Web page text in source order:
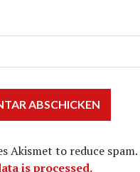
Akismet to reduce spam.
is processed.